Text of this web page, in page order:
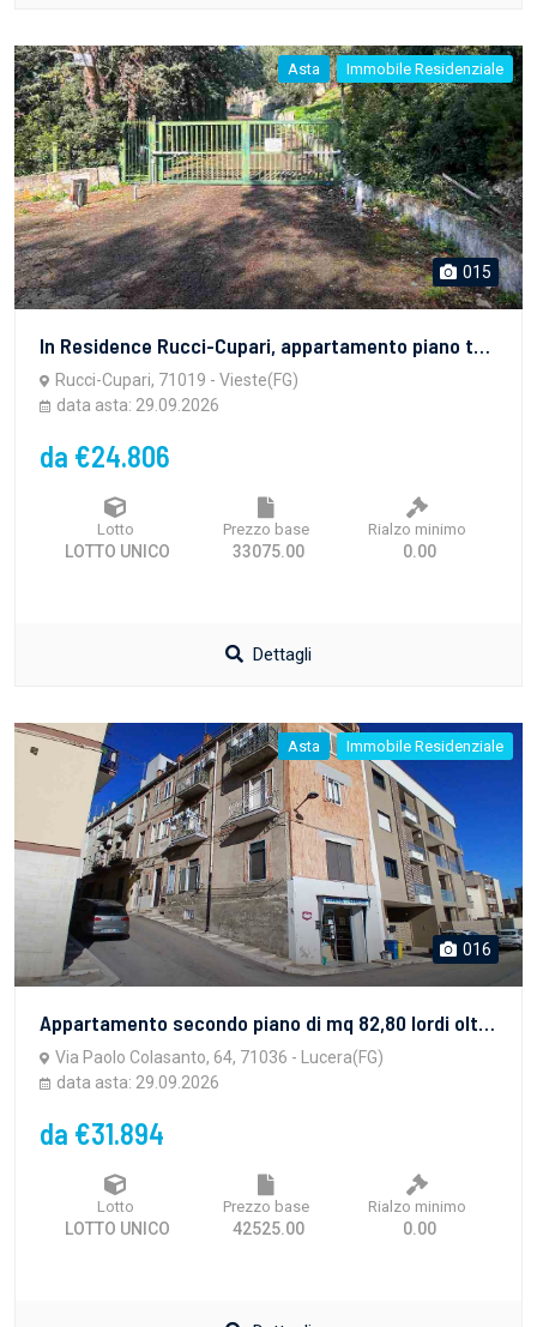
Asta Immobile Residenziale
015
In Residence Rucci-Cupari, appartamento piano terra composto di soggiorno, due camere, cucina e bagno oltre portico con annesso giardino esclusivo di pertinenza. In pessimo stato di manutenzione.Classe energetica E.
Rucci-Cupari, 71019 - Vieste(FG)
data asta: 29.09.2026
da €24.806
Lotto
LOTTO UNICO
Prezzo base
33075.00
Rialzo minimo
0.00
Dettagli
Asta Immobile Residenziale
016
Appartamento secondo piano di mq 82,80 lordi oltre mq 4,15 di balconi, composto da ingresso su disimpegno, soggiorno con angolo cottura, due camere letto, bagno e ripostiglio.Classe energetica G.
Via Paolo Colasanto, 64, 71036 - Lucera(FG)
data asta: 29.09.2026
da €31.894
Lotto
LOTTO UNICO
Prezzo base
42525.00
Rialzo minimo
0.00